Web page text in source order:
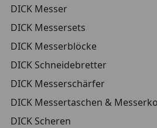
DICK Messer
DICK Messersets
DICK Messerblöcke
DICK Schneidebretter
DICK Messerschärfer
DICK Messertaschen &
DICK Scheren